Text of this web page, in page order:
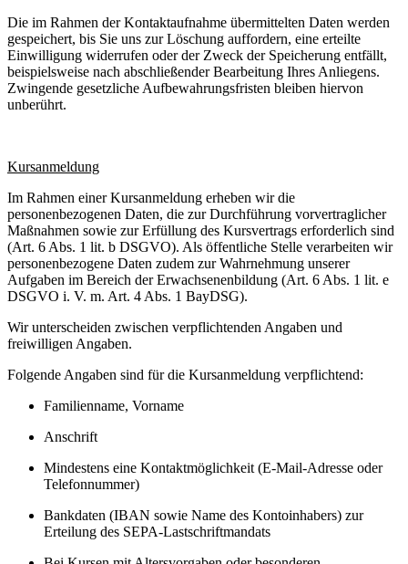
Die im Rahmen der Kontaktaufnahme übermittelten Daten werden
gespeichert, bis Sie uns zur Löschung auffordern, eine erteilte
Einwilligung widerrufen oder der Zweck der Speicherung entfällt,
beispielsweise nach abschließender Bearbeitung Ihres Anliegens.
Zwingende gesetzliche Aufbewahrungsfristen bleiben hiervon
unberührt.
Kursanmeldung
Im Rahmen einer Kursanmeldung erheben wir die
personenbezogenen Daten, die zur Durchführung vorvertraglicher
Maßnahmen sowie zur Erfüllung des Kursvertrags erforderlich sind
(Art. 6 Abs. 1 lit. b DSGVO). Als öffentliche Stelle verarbeiten wir
personenbezogene Daten zudem zur Wahrnehmung unserer
Aufgaben im Bereich der Erwachsenenbildung (Art. 6 Abs. 1 lit. e
DSGVO i. V. m. Art. 4 Abs. 1 BayDSG).
Wir unterscheiden zwischen verpflichtenden Angaben und
freiwilligen Angaben.
Folgende Angaben sind für die Kursanmeldung verpflichtend:
Familienname, Vorname
Anschrift
Mindestens eine Kontaktmöglichkeit (E-Mail-Adresse oder
Telefonnummer)
Bankdaten (IBAN sowie Name des Kontoinhabers) zur
Erteilung des SEPA-Lastschriftmandats